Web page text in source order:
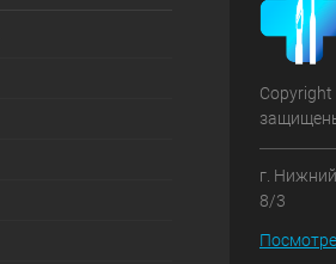
г.
8/3